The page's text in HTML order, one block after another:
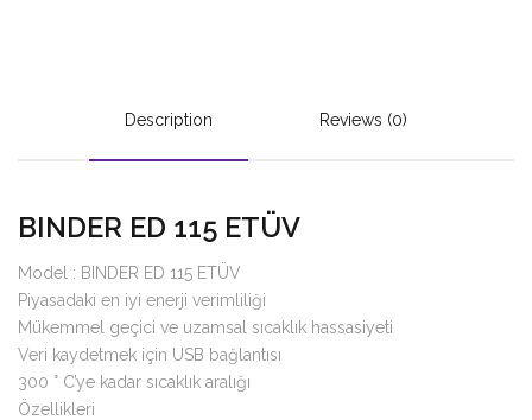
Description Reviews (0)
BINDER ED 115 ETÜV
Model : BINDER ED 115 ETÜV
Piyasadaki en iyi enerji verimliliği
Mükemmel geçici ve uzamsal sıcaklık hassasiyeti
Veri kaydetmek için USB bağlantısı
300 ° C’ye kadar sıcaklık aralığı
Özellikleri